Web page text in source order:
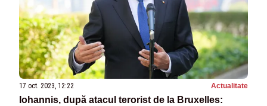
17 oct. 2023, 12:22 Actualitate
Iohannis, după atacul terorist de la Bruxelles: